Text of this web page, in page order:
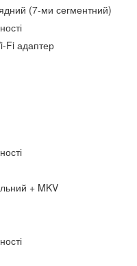
(7-ми сегментний)
Fi адаптер
+ MKV